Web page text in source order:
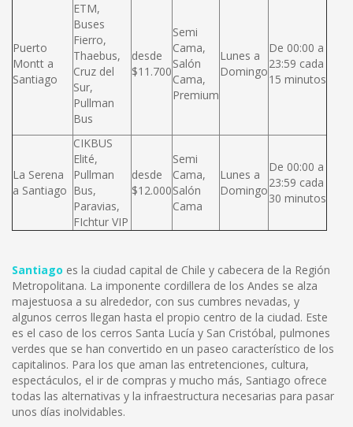
Puerto
Montt a
Santiago
ETM,
Buses
Fierro,
Thaebus,
Cruz del
Sur,
Pullman
Bus
desde
$11.700
Semi
Cama,
Salón
Cama,
Premium
Lunes a
Domingo
De 00:00 a
23:59 cada
15 minutos
La Serena
a Santiago
CIKBUS
Elité,
Pullman
Bus,
Paravias,
FIchtur VIP
desde
$12.000
Semi
Cama,
Salón
Cama
Lunes a
Domingo
De 00:00 a
23:59 cada
30 minutos
Santiago es la ciudad capital de Chile y cabecera de la Región
Metropolitana. La imponente cordillera de los Andes se alza
majestuosa a su alrededor, con sus cumbres nevadas, y
algunos cerros llegan hasta el propio centro de la ciudad. Este
es el caso de los cerros Santa Lucía y San Cristóbal, pulmones
verdes que se han convertido en un paseo característico de los
capitalinos. Para los que aman las entretenciones, cultura,
espectáculos, el ir de compras y mucho más, Santiago ofrece
todas las alternativas y la infraestructura necesarias para pasar
unos días inolvidables.